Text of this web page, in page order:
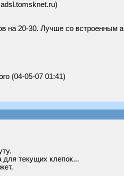
на 20-30. Лучше со встроенным
(04-05-07 01:41)
для текущих клепок...